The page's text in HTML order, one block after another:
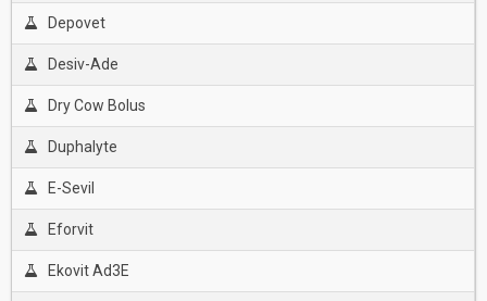
Depovet
Desiv-Ade
Dry Cow Bolus
Duphalyte
E-Sevil
Eforvit
Ekovit Ad3E